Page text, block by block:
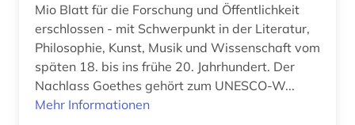
mähren (1)
nachlass (1)
Mio Blatt für die Forschung und Öffentlichkeit
erschlossen - mit Schwerpunkt in der Literatur,
Philosophie, Kunst, Musik und Wissenschaft vom
späten 18. bis ins frühe 20. Jahrhundert. Der
Nachlass Goethes gehört zum UNESCO-W...
Mehr Informationen